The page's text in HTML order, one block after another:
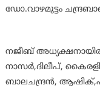
ഡോ.വാഴമുട്ടം
നജീബ്
നാസർ,ദിലീപ്,
ബാലചന്ദ്രൻ,